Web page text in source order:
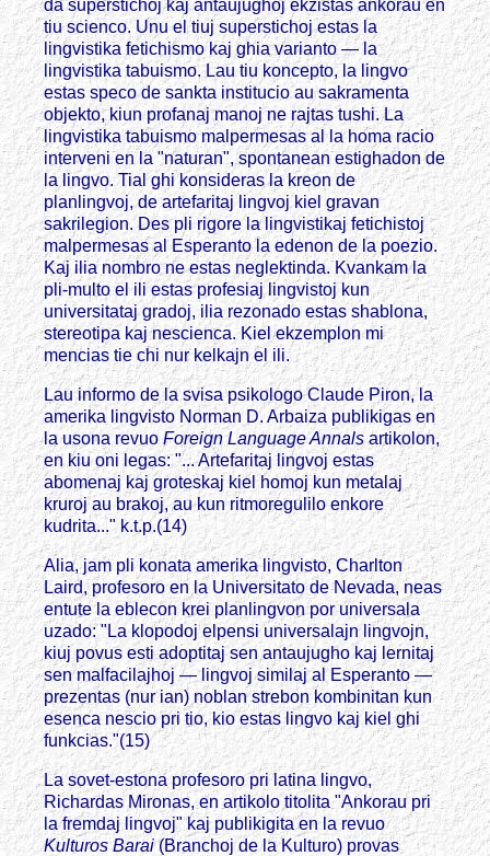
da superstichoj kaj antaujughoj ekzistas ankorau en
tiu scienco. Unu el tiuj superstichoj estas la
lingvistika fetichismo kaj ghia varianto — la
lingvistika tabuismo. Lau tiu koncepto, la lingvo
estas speco de sankta institucio au sakramenta
objekto, kiun profanaj manoj ne rajtas tushi. La
lingvistika tabuismo malpermesas al la homa racio
interveni en la "naturan", spontanean estighadon de
la lingvo. Tial ghi konsideras la kreon de
planlingvoj, de artefaritaj lingvoj kiel gravan
sakrilegion. Des pli rigore la lingvistikaj fetichistoj
malpermesas al Esperanto la edenon de la poezio.
Kaj ilia nombro ne estas neglektinda. Kvankam la
pli-multo el ili estas profesiaj lingvistoj kun
universitataj gradoj, ilia rezonado estas shablona,
stereotipa kaj nescienca. Kiel ekzemplon mi
mencias tie chi nur kelkajn el ili.
Lau informo de la svisa psikologo Claude Piron, la
amerika lingvisto Norman D. Arbaiza publikigas en
la usona revuo Foreign Language Annalsartikolon,
en kiu oni legas: "... Artefaritaj lingvoj estas
abomenaj kaj groteskaj kiel homoj kun metalaj
kruroj au brakoj, au kun ritmoregulilo enkore
kudrita..." k.t.p.(14)
Alia, jam pli konata amerika lingvisto, Charlton
Laird, profesoro en la Universitato de Nevada, neas
entute la eblecon krei planlingvon por universala
uzado: "La klopodoj elpensi universalajn lingvojn,
kiuj povus esti adoptitaj sen antaujugho kaj lernitaj
sen malfacilajhoj — lingvoj similaj al Esperanto —
prezentas (nur ian) noblan strebon kombinitan kun
esenca nescio pri tio, kio estas lingvo kaj kiel ghi
funkcias."(15)
La sovet-estona profesoro pri latina lingvo,
Richardas Mironas, en artikolo titolita "Ankorau pri
la fremdaj lingvoj" kaj publikigita en la revuo
Kulturos Barai(Branchoj de la Kulturo) provas